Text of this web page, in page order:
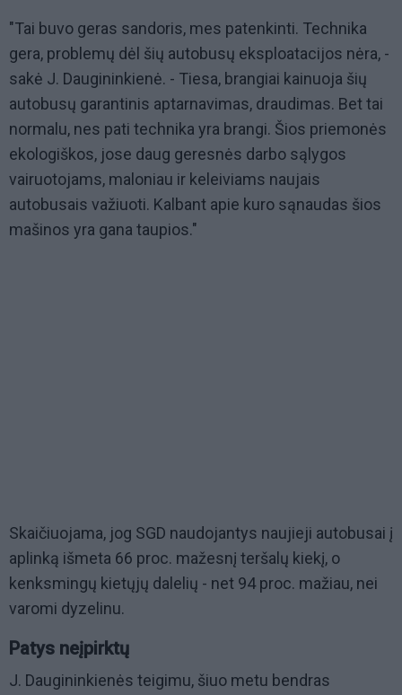
"Tai buvo geras sandoris, mes patenkinti. Technika
gera, problemų dėl šių autobusų eksploatacijos nėra, -
sakė J. Daugininkienė. - Tiesa, brangiai kainuoja šių
autobusų garantinis aptarnavimas, draudimas. Bet tai
normalu, nes pati technika yra brangi. Šios priemonės
ekologiškos, jose daug geresnės darbo sąlygos
vairuotojams, maloniau ir keleiviams naujais
autobusais važiuoti. Kalbant apie kuro sąnaudas šios
mašinos yra gana taupios."
Skaičiuojama, jog SGD naudojantys naujieji autobusai į
aplinką išmeta 66 proc. mažesnį teršalų kiekį, o
kenksmingų kietųjų dalelių - net 94 proc. mažiau, nei
varomi dyzelinu.
Patys neįpirktų
J. Daugininkienės teigimu, šiuo metu bendras